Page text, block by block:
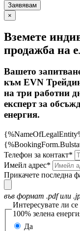
×
Вземете
продажба на
Вашето
към EVN
на три работни
експерт за
енергия.
Телефон за контакт*
Имейл адрес*
Прикачете последна
във формат .pdf или
Интересувате ли
100% зелена
Да